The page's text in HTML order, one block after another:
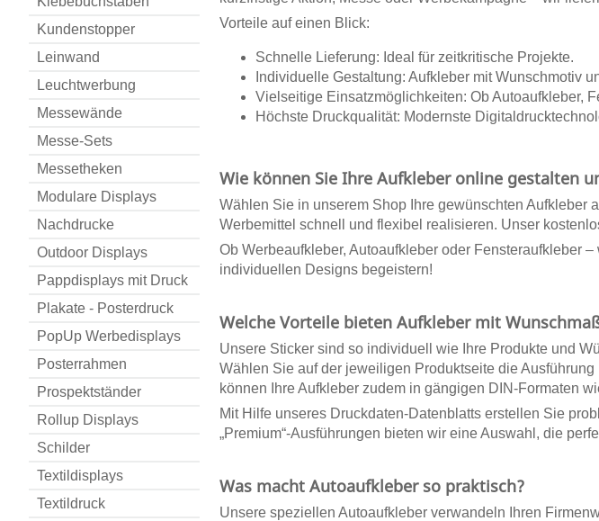
Kundenstopper
Leinwand
Leuchtwerbung
Messewände
Messe-Sets
Messetheken
Modulare Displays
Nachdrucke
Outdoor Displays
Pappdisplays mit Druck
Plakate - Posterdruck
PopUp Werbedisplays
Posterrahmen
Prospektständer
Rollup Displays
Schilder
Textildisplays
Textildruck
Vorteile auf einen Blick:
Schnelle Lieferung: Ideal für zeitkritische Projekte.
Individuelle Gestaltung: Aufkleber mit Wunschmotiv
Vielseitige Einsatzmöglichkeiten: Ob Autoaufkleber,
Höchste Druckqualität: Modernste
Wie können Sie Ihre Aufkleber online gestalten
Wählen Sie in unserem Shop Ihre gewünschten Aufkleber
Werbemittel schnell und flexibel realisieren. Unser
Ob Werbeaufkleber, Autoaufkleber oder Fensteraufkleber –
individuellen Designs begeistern!
Welche Vorteile bieten Aufkleber mit
Unsere Sticker sind so individuell wie Ihre Produkte und
Wählen Sie auf der jeweiligen Produktseite die
können IhreAufkleber zudem in gängigen DIN-Formaten
Mit Hilfe unseres Druckdaten-Datenblatts erstellen Sie
„Premium“-Ausführungen bieten wir eine Auswahl, die
Was macht Autoaufkleber so praktisch?
Unsere speziellen Autoaufkleber verwandeln Ihren